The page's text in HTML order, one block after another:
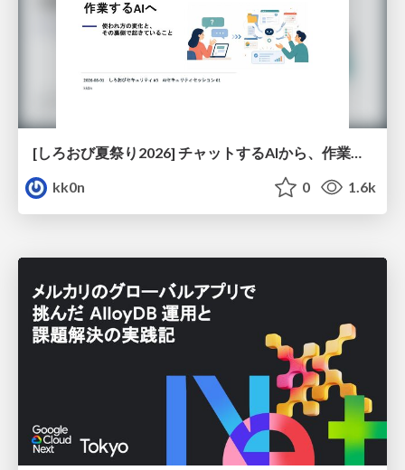
[しろおび夏祭り2026] チャットするAIから、作業するAIへ - 使われ方の変化と、その裏側で起きていること
kk0n
0 1.6k